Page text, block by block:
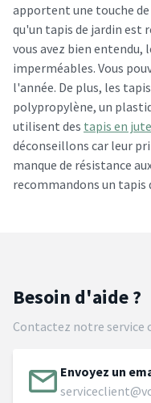
apportent une touche de
qu'un tapis de jardin est
vous avez bien entendu,
imperméables. Vous
l'année. De plus, les
polypropylène, un
utilisent des tapis en jute
déconseillons car leur
manque de résistance
recommandons un tapis
Besoin d'aide ?
Contactez notre service
Envoyez un